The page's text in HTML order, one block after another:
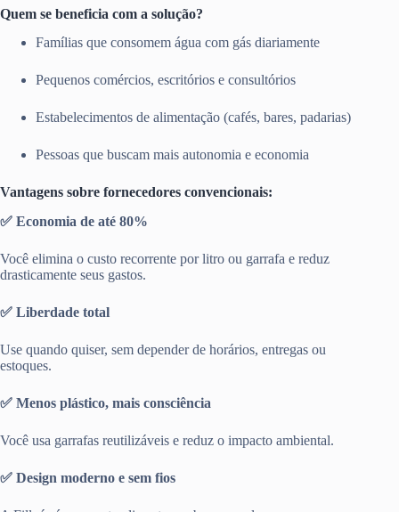
Quem se beneficia com a solução?
Famílias que consomem água com gás diariamente
Pequenos comércios, escritórios e consultórios
Estabelecimentos de alimentação (cafés, bares, padarias)
Pessoas que buscam mais autonomia e economia
Vantagens sobre fornecedores convencionais:
✅ Economia de até 80%
Você elimina o custo recorrente por litro ou garrafa e reduz
drasticamente seus gastos.
✅ Liberdade total
Use quando quiser, sem depender de horários, entregas ou
estoques.
✅ Menos plástico, mais consciência
Você usa garrafas reutilizáveis e reduz o impacto ambiental.
✅ Design moderno e sem fios